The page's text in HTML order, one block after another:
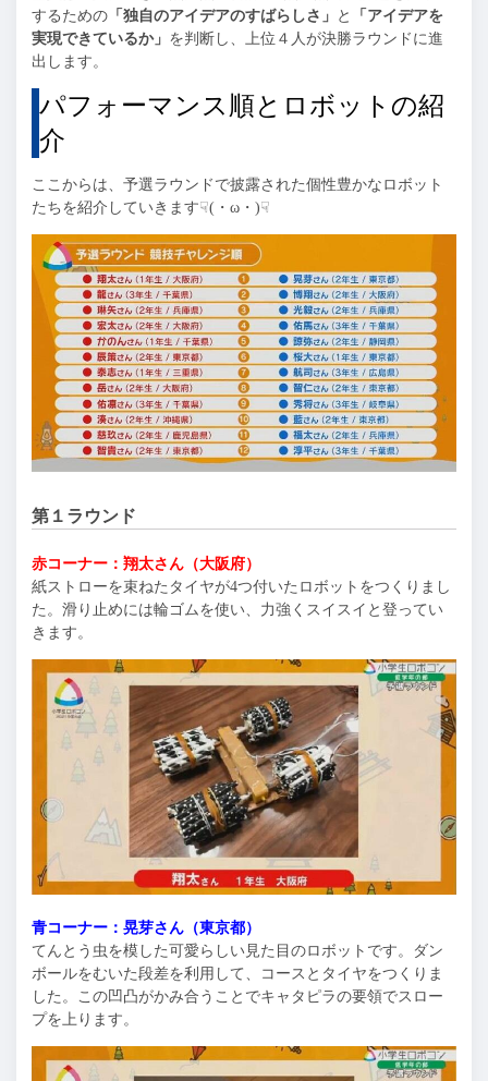
するための 「独自のアイデアのすばらしさ」 と
「アイデアを
実現できているか」 を判断し、上位４人が決勝ラウンドに進
出します。
パフォーマンス順とロボットの紹
介
ここからは、予選ラウンドで披露された個性豊かなロボット
たちを紹介していきます☟(・ω・)☟
第１ラウンド
赤コーナー：翔太さん（大阪府）
紙ストローを束ねたタイヤが4つ付いたロボットをつくりまし
た。滑り止めには輪ゴムを使い、力強くスイスイと登ってい
きます。
青コーナー：晃芽さん（東京都）
てんとう虫を模した可愛らしい見た目のロボットです。ダン
ボールをむいた段差を利用して、コースとタイヤをつくりま
した。この凹凸がかみ合うことでキャタピラの要領でスロー
プを上ります。